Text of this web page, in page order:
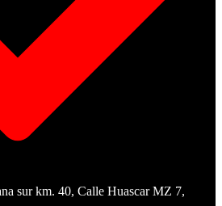
sur km. 40, Calle Huascar MZ 7,